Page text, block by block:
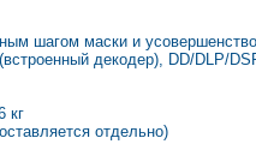
шагом маски и
декодер), DD/DLP/
кг
отдельно)